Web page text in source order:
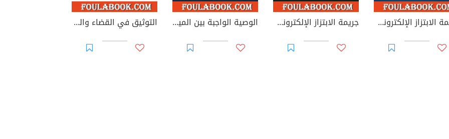
جريمة الابتزاز الإلكتروني في القوانين العربية جريمة الابتزاز الإلكتروني في القانون الجزائري الوصية الواجبة بين الميراث والوصية: دراسة في الطبيعة القانونية والأساس التشريعي وإشكاليات التطبيق التوثيق في القضاء والقانون المغربيين - الأجزاء من 44 إلى 67